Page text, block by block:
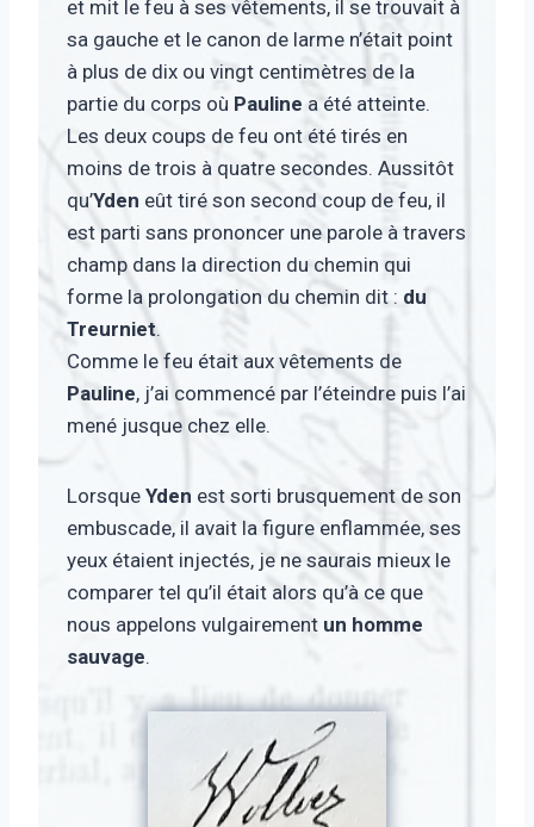
et mit le feu à ses vêtements, il se trouvait à
sa gauche et le canon de larme n’était point
à plus de dix ou vingt centimètres de la
partie du corps où Pauline a été atteinte.
Les deux coups de feu ont été tirés en
moins de trois à quatre secondes. Aussitôt
qu’Yden eût tiré son second coup de feu, il
est parti sans prononcer une parole à travers
champ dans la direction du chemin qui
forme la prolongation du chemin dit : du
Treurniet.
Comme le feu était aux vêtements de
Pauline, j’ai commencé par l’éteindre puis l’ai
mené jusque chez elle.
Lorsque Yden est sorti brusquement de son
embuscade, il avait la figure enflammée, ses
yeux étaient injectés, je ne saurais mieux le
comparer tel qu’il était alors qu’à ce que
nous appelons vulgairement un homme
sauvage.